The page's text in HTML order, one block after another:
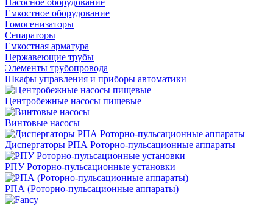
Насосное оборудование
Ёмкостное оборудование
Гомогенизаторы
Сепараторы
Емкостная арматура
Нержавеющие трубы
Элементы трубопровода
Шкафы управления и приборы автоматики
Центробежные насосы пищевые
Винтовые насосы
Диспергаторы РПА Роторно-пульсационные аппараты
РПУ Роторно-пульсационные установки
РПА (Роторно-пульсационные аппараты)